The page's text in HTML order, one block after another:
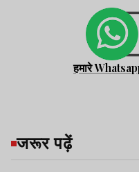
हमारे
जरूर पढ़ें